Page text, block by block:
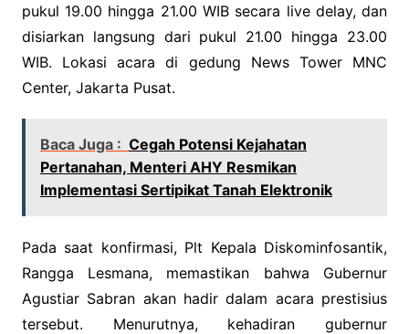
pukul 19.00 hingga 21.00 WIB secara live delay, dan
disiarkan langsung dari pukul 21.00 hingga 23.00
WIB. Lokasi acara di gedung News Tower MNC
Center, Jakarta Pusat.
Baca Juga : Cegah Potensi Kejahatan
Pertanahan, Menteri AHY Resmikan
Implementasi Sertipikat Tanah Elektronik
Pada saat konfirmasi, Plt Kepala Diskominfosantik,
Rangga Lesmana, memastikan bahwa Gubernur
Agustiar Sabran akan hadir dalam acara prestisius
tersebut. Menurutnya, kehadiran gubernur